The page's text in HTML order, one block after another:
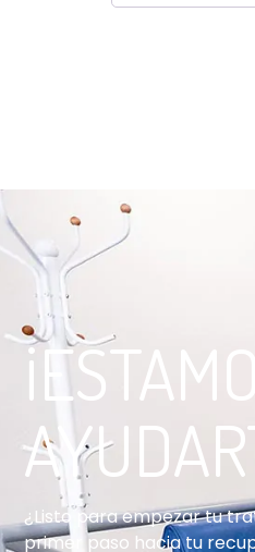
¿Listo para empezar tu
primer paso hacia tu